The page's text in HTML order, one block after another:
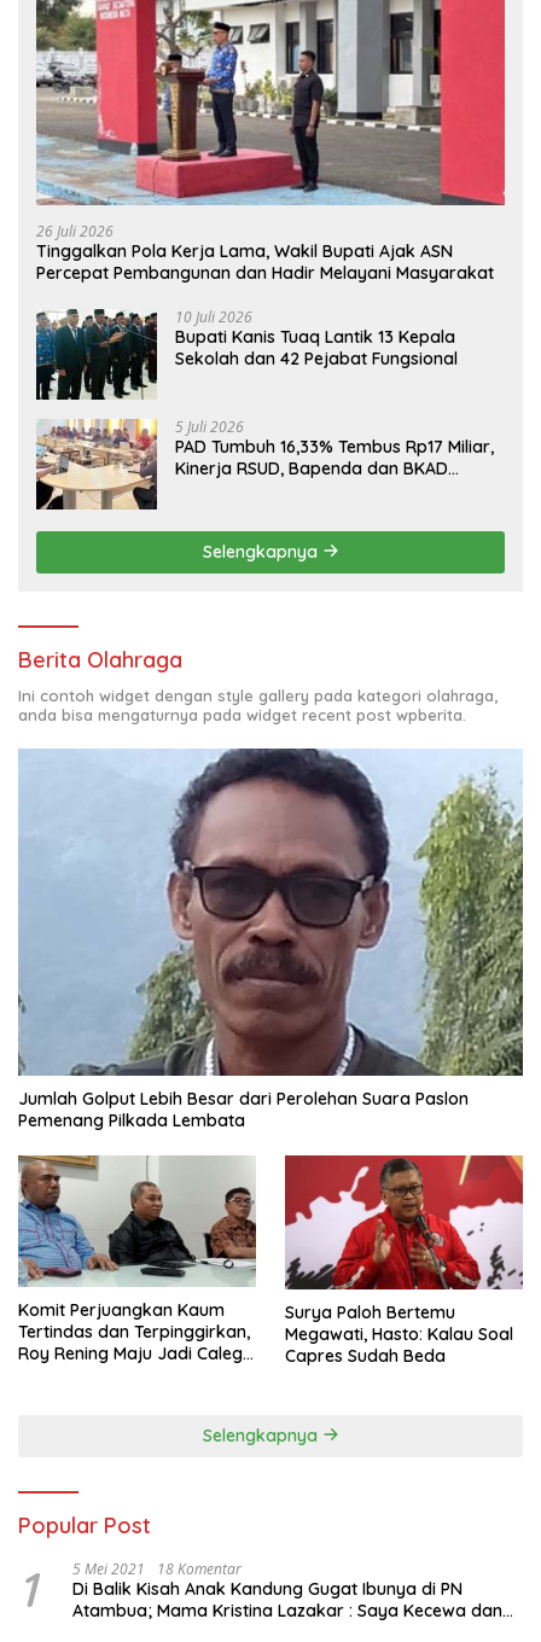
26 Juli 2026
Tinggalkan Pola Kerja Lama, Wakil Bupati Ajak ASN
Percepat Pembangunan dan Hadir Melayani Masyarakat
10 Juli 2026
Bupati Kanis Tuaq Lantik 13 Kepala
Sekolah dan 42 Pejabat Fungsional
5 Juli 2026
PAD Tumbuh 16,33% Tembus Rp17 Miliar,
Kinerja RSUD, Bapenda dan BKAD
Selengkapnya
Berita Olahraga
Ini contoh widget dengan style gallery pada kategori olahraga,
anda bisa mengaturnya pada widget recent post wpberita.
Jumlah Golput Lebih Besar dari Perolehan Suara Paslon
Pemenang Pilkada Lembata
Komit Perjuangkan Kaum
Tertindas dan Terpinggirkan,
Roy Rening Maju Jadi Caleg
Surya Paloh Bertemu
Megawati, Hasto: Kalau Soal
Capres Sudah Beda
Selengkapnya
Popular Post
1 5 Mei 2021 18 Komentar
Di Balik Kisah Anak Kandung Gugat Ibunya di PN
Atambua; Mama Kristina Lazakar : Saya Kecewa dan